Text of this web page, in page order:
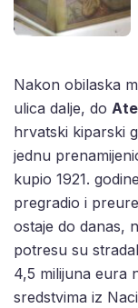
Nakon obilaska
ulica dalje, do
hrvatski kiparski
jednu
kupio 1921.
pregradio i
ostaje do danas,
potresu su
4,5 milijuna eura
sredstvima iz